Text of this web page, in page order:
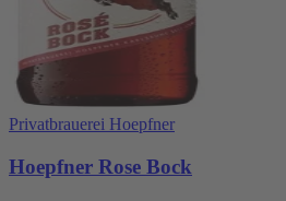
Privatbrauerei Hoepfner
Hoepfner Rose Bock